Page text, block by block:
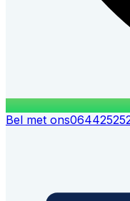
Bel met ons